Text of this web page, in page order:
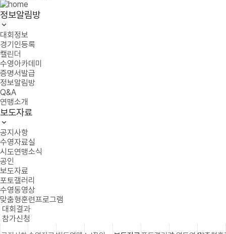
정보알림방
대회정보
경기인등록
캘린더
수영아카데미
증명서발급
정보알림방
Q&A
연맹소개
보도자료
공지사항
수영자료실
시도연맹소식
공인
보도자료
포토갤러리
수영동영상
맞춤형훈련프로그램
대회결과
참가신청